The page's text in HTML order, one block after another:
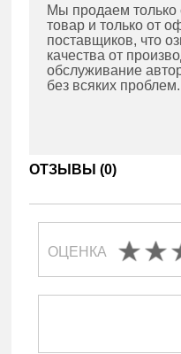
Мы продаем
товар и только от
поставщиков, что
качества от
обслуживание
без всяких проблем.
ОТЗЫВЫ (0)
ОЦЕНКА